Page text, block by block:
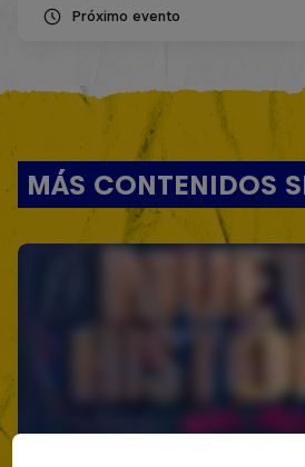
Próximo evento
MÁS CONTENIDOS